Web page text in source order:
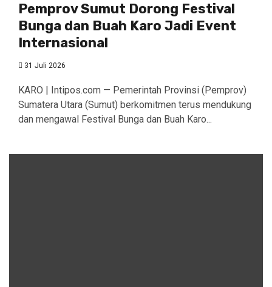
Pemprov Sumut Dorong Festival
Bunga dan Buah Karo Jadi Event
Internasional
31 Juli 2026
KARO | Intipos.com — Pemerintah Provinsi (Pemprov)
Sumatera Utara (Sumut) berkomitmen terus mendukung
dan mengawal Festival Bunga dan Buah Karo...